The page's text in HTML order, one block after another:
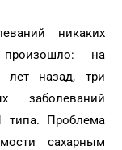
никаких
на
лет назад, три
заболеваний
типа. Проблема
сахарным